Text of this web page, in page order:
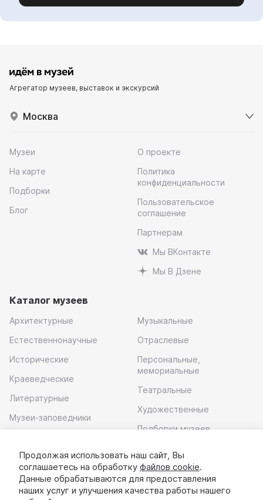
Агрегатор музеев, выставок и экскурсий
Москва
Музеи
На карте
Подборки
Блог
О проекте
Политика
конфиденциальности
Пользовательское
соглашение
Партнерам
Мы ВКонтакте
Мы В Дзене
Каталог музеев
Архитектурные
Естественнонаучные
Исторические
Краеведческие
Литературные
Музеи-заповедники
Музыкальные
Отраслевые
Персональные,
мемориальные
Театральные
Художественные
Подборки музеев
Скачать приложение
Продолжая использовать наш сайт, Вы
соглашаетесь на обработку файлов cookie.
Данные обрабатываются для предоставления
наших услуг и улучшения качества работы нашего